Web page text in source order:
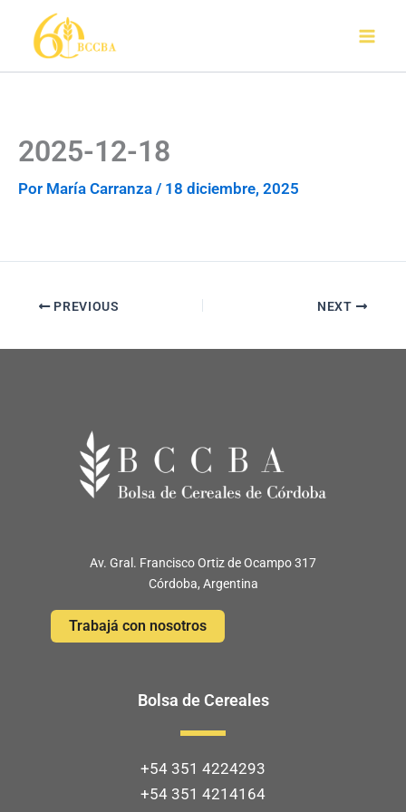
contenido
2025-12-18
Por María Carranza / 18 diciembre, 2025
PREVIOUS NEXT
Av. Gral. Francisco Ortiz de Ocampo 317
Córdoba, Argentina
Trabajá con nosotros
Bolsa de Cereales
+54 351 4224293
+54 351 4214164